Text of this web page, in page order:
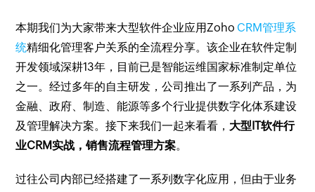
本期我们为大家带来大型软件企业应用Zoho CRM管理系
统精细化管理客户关系的全流程分享。该企业在软件定制
开发领域深耕13年，目前已是智能运维国家标准制定单位
之一。经过多年的自主研发，公司推出了一系列产品，为
金融、政府、制造、能源等多个行业提供数字化体系建设
及管理解决方案。接下来我们一起来看看， 大型IT软件行
业CRM实战，销售流程管理方案。
过往公司内部已经搭建了一系列数字化应用，但由于业务